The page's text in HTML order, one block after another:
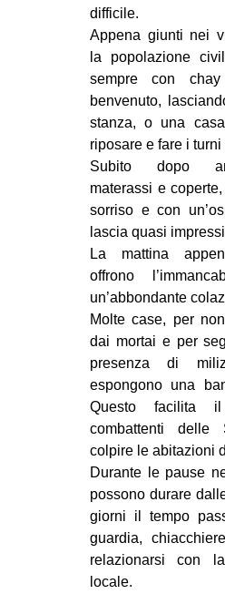
ESTREMO
EUROPA
MEDIO
in
difficile.
Appena giunti nei
la popolazione
sempre con
benvenuto,
stanza, o una
riposare e fare i
Subito dopo
materassi e
sorriso e con
lascia quasi
La mattina
offrono
un’abbondante
Molte case, per
dai mortai e per
presenza di
espongono una
Questo facilita
combattenti
colpire le abitazioni
Durante le pause
possono durare
giorni il tempo
guardia,
relazionarsi con
locale.